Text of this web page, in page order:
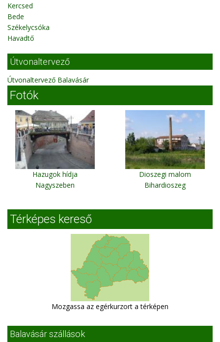
Kercsed
Bede
Székelycsóka
Havadtő
Útvonaltervező
Útvonaltervező Balavásár
Fotók
Hazugok hídja
Nagyszeben
Dioszegi malom
Bihardioszeg
Térképes kereső
Mozgassa az egérkurzort a térképen
Balavásár szállások